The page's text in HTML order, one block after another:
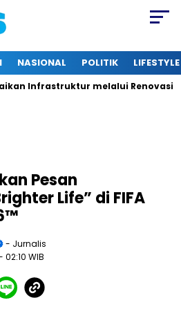
NASIONAL POLITIK LIFESTYLE
Infrastruktur melalui Renovasi
Pesan
Life” di FIFA
- Jurnalis
02:10 WIB